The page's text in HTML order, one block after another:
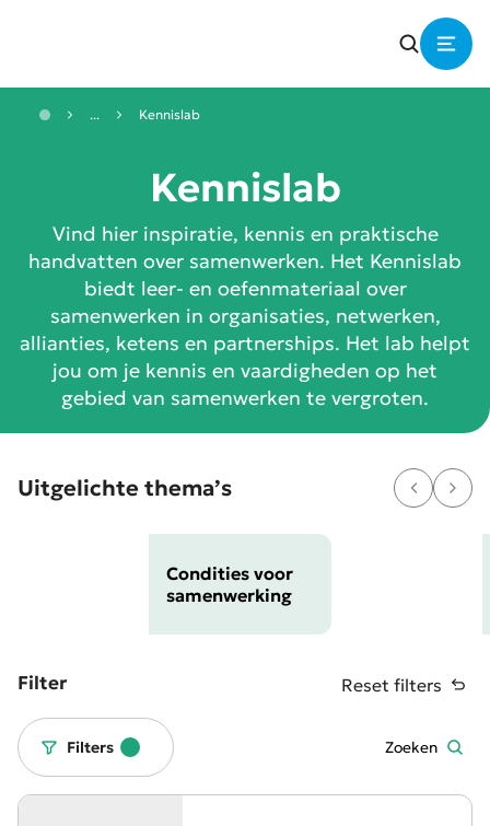
... Kennislab
Kennislab
Vind hier inspiratie, kennis en praktische
handvatten over samenwerken. Het Kennislab
biedt leer- en oefenmateriaal over
samenwerken in organisaties, netwerken,
allianties, ketens en partnerships. Het lab helpt
jou om je kennis en vaardigheden op het
gebied van samenwerken te vergroten.
Uitgelichte thema’s
Condities voor
samenwerking
Filter Reset filters
Filters Zoeken